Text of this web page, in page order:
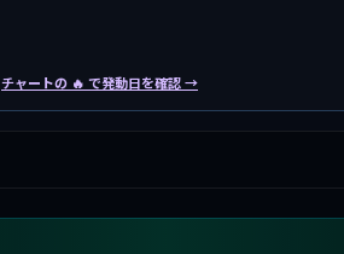
チャートの 🔥 で発動日を確認 →